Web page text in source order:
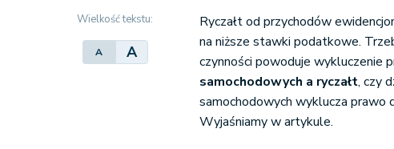
Wielkość tekstu:
A A
Ryczałt od przychodów
na niższe stawki podatkowe.
czynności powoduje wykluczenie
samochodowych a ryczałt, czy
samochodowych wyklucza prawo
Wyjaśniamy w artykule.